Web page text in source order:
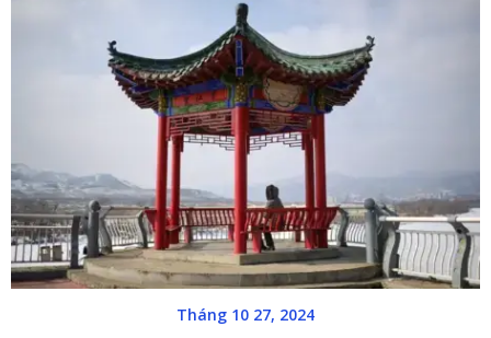
Tháng 10 27, 2024